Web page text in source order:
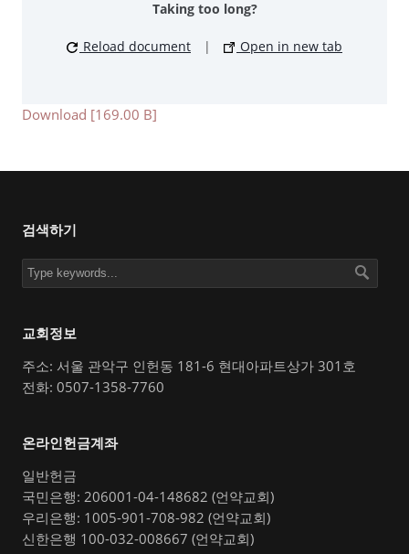
Taking too long?
Reload document | Open in new tab
Download [169.00 B]
검색하기
교회정보
주소: 서울 관악구 인헌동 181-6 현대아파트상가 301호
전화: 0507-1358-7760
온라인헌금계좌
일반헌금
국민은행: 206001-04-148682 (언약교회)
우리은행: 1005-901-708-982 (언약교회)
신한은행 100-032-008667 (언약교회)